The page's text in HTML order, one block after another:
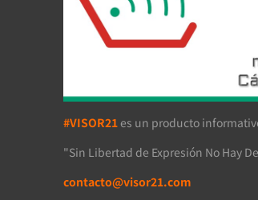
#VISOR21 es un producto informativo
"Sin Libertad de Expresión No Hay
contacto@visor21.com